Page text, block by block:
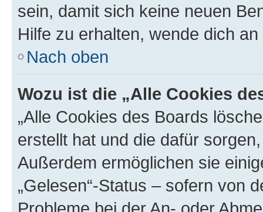
sein, damit sich keine neuen
Hilfe zu erhalten, wende dich
Nach oben
Wozu ist die „Alle Cookies
„Alle Cookies des Boards
erstellt hat und die dafür
Außerdem ermöglichen sie
„Gelesen“-Status – sofern von
Probleme bei der An- oder